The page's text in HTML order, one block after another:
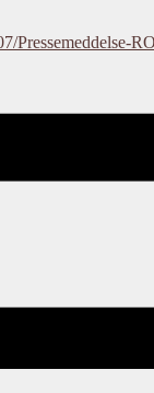
Pressemeddelse-